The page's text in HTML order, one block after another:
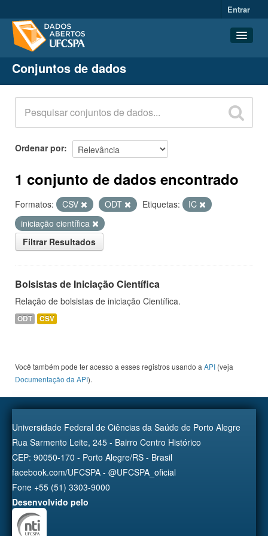
Entrar
Conjuntos de dados
Organizações
Grupos
Sobre
Conjuntos de dados
Ordenar por
1 conjunto de dados encontrado
Formatos: CSV ODT Etiquetas:
IC
iniciação científica
Filtrar Resultados
Bolsistas de Iniciação Científica
Relação de bolsistas de iniciação Científica.
ODT CSV
Você também pode ter acesso a esses registros usando a API (veja
Documentação da API).
Universidade Federal de Ciências da Saúde de Porto Alegre
Rua Sarmento Leite, 245 - Bairro Centro Histórico
CEP: 90050-170 - Porto Alegre/RS - Brasil
facebook.com/UFCSPA - @UFCSPA_oficial
Fone +55 (51) 3303-9000
Desenvolvido pelo